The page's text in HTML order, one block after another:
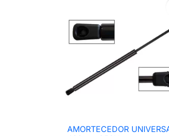
 Vista rápida
AMORTECEDOR